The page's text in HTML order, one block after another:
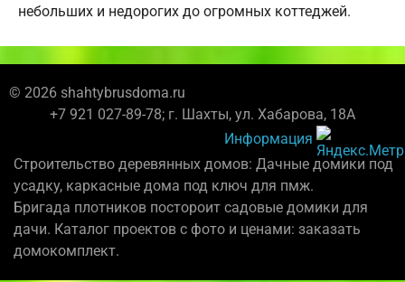
небольших и недорогих до огромных коттеджей.
© 2026 shahtybrusdoma.ru
+7 921 027-89-78; г. Шахты, ул. Хабарова, 18А
Информация
Строительство деревянных домов: Дачные домики под
усадку, каркасные дома под ключ для пмж.
Бригада плотников постороит садовые домики для
дачи. Каталог проектов с фото и ценами: заказать
домокомплект.